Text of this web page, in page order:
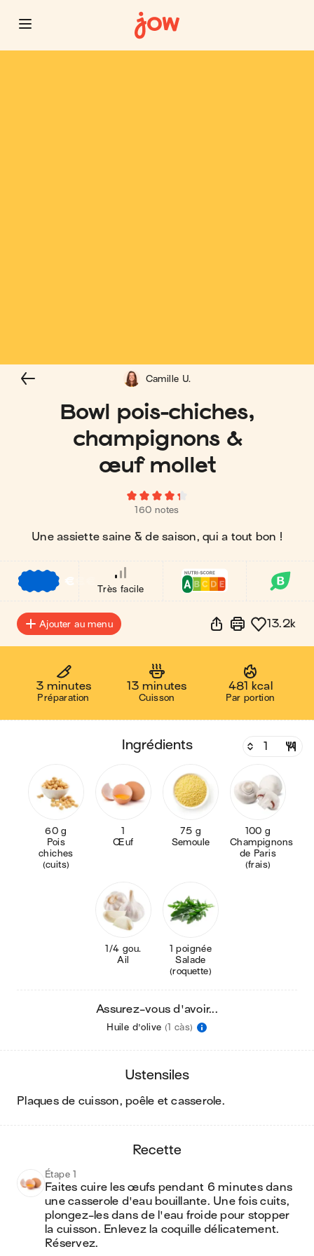
Bowl pois-chiches,
champignons &
œuf mollet
160 notes
Une assiette saine & de saison, qui a tout bon !
Camille U.
€
Très facile
Ajouter au menu 13.2k
3 minutes
Préparation
13 minutes
Cuisson
481 kcal
Par portion
ingrédients
60 g
Pois
chiches
(cuits)
1
Œuf
75 g
Semoule
100 g
Champignons
de Paris
(frais)
1/4 gou.
Ail
1 poignée
Salade
(roquette)
Assurez-vous d'avoir...
Huile d'olive (1 càs)
ustensiles
plaques de cuisson, poêle et casserole.
recette
Étape 1
Faites cuire les œufs pendant 6 minutes dans
une casserole d'eau bouillante. Une fois cuits,
plongez-les dans de l'eau froide pour stopper
la cuisson. Enlevez la coquille délicatement.
Réservez.